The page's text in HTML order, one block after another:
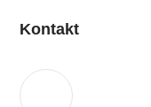
Kontakt